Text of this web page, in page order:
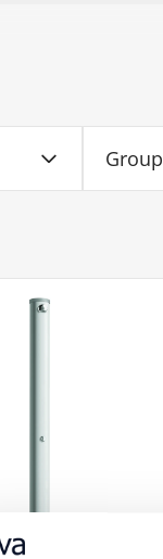
Group